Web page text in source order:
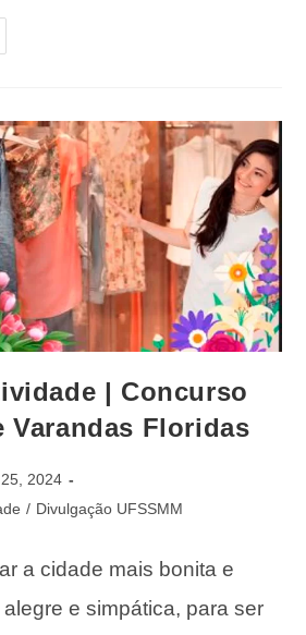
| Concurso
Varandas Floridas
2024
/ Divulgação UFSSMM
a cidade mais bonita e
e simpática, para ser